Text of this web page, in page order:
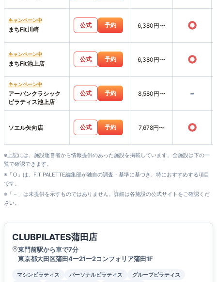
キャンペーン中
まちFit川崎
公式 予約 6,380円〜 ○
キャンペーン中
まちFit池上店
公式 予約 6,380円〜 ○
キャンペーン中
アーバンクラシック
ピラティス池上店
公式 予約 8,580円〜 -
ソエル矢向店 公式 予約 7,678円〜 ○
※上記には、施設運営者から情報提供のあった施設を掲載しています。全施設は下の一
覧で確認できます。
※「○」は、FIT PALETTE編集部が独自の調査・基準に基づき、特におすすめする項目
です。
※「－」は未提供を示すものではありません。詳細は各施設の公式サイトをご確認くだ
さい。
CLUBPILATES蒲田店
東門前駅から車で7分
東京都大田区蒲田4ー21ー2コンフォリア蒲田1F
マシンピラティス パーソナルピラティス グループピラティス